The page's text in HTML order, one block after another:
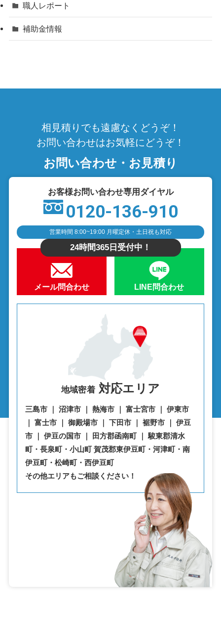
職人レポート
補助金情報
相見積りでも遠慮なくどうぞ！
お問い合わせはお気軽にどうぞ！
お問い合わせ・お見積り
お客様お問い合わせ専用ダイヤル
0120-136-910
営業時間 8:00~19:00 月曜定休・土日祝も対応
24時間365日受付中！
メール問合わせ LINE問合わせ
地域密着対応エリア
三島市 ｜ 沼津市 ｜ 熱海市 ｜ 富士宮市 ｜ 伊東市
｜ 富士市 ｜ 御殿場市 ｜ 下田市 ｜ 裾野市 ｜ 伊豆
市 ｜ 伊豆の国市 ｜ 田方郡函南町 ｜ 駿東郡清水
町・⾧泉町・小山町 賀茂郡東伊豆町・河津町・南
伊豆町・松崎町・西伊豆町
その他エリアもご相談ください！